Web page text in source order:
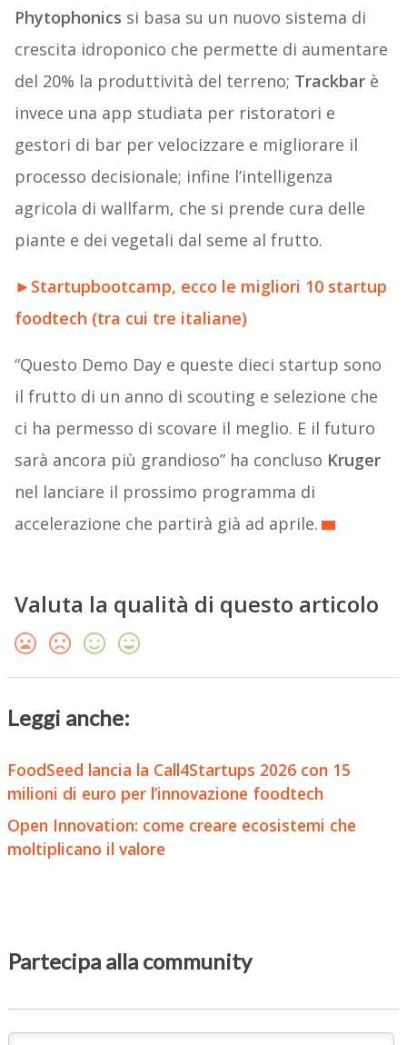
Phytophonics si basa su un nuovo sistema di
crescita idroponico che permette di aumentare
del 20% la produttività del terreno; Trackbar è
invece una app studiata per ristoratori e
gestori di bar per velocizzare e migliorare il
processo decisionale; infine l’intelligenza
agricola di wallfarm, che si prende cura delle
piante e dei vegetali dal seme al frutto.
► Startupbootcamp, ecco le migliori 10 startup
foodtech (tra cui tre italiane)
“Questo Demo Day e queste dieci startup sono
il frutto di un anno di scouting e selezione che
ci ha permesso di scovare il meglio. E il futuro
sarà ancora più grandioso” ha concluso Kruger
nel lanciare il prossimo programma di
accelerazione che partirà già ad aprile.
Valuta la qualità di questo articolo
Leggi anche:
FoodSeed lancia la Call4Startups 2026 con 15
milioni di euro per l’innovazione foodtech
Open Innovation: come creare ecosistemi che
moltiplicano il valore
Partecipa alla community